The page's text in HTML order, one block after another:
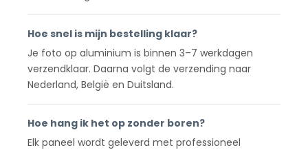
Hoe snel is mijn bestelling klaar?
Je foto op aluminium is binnen 3–7 werkdagen
verzendklaar. Daarna volgt de verzending naar
Nederland, België en Duitsland.
Hoe hang ik het op zonder boren?
Elk paneel wordt geleverd met professioneel